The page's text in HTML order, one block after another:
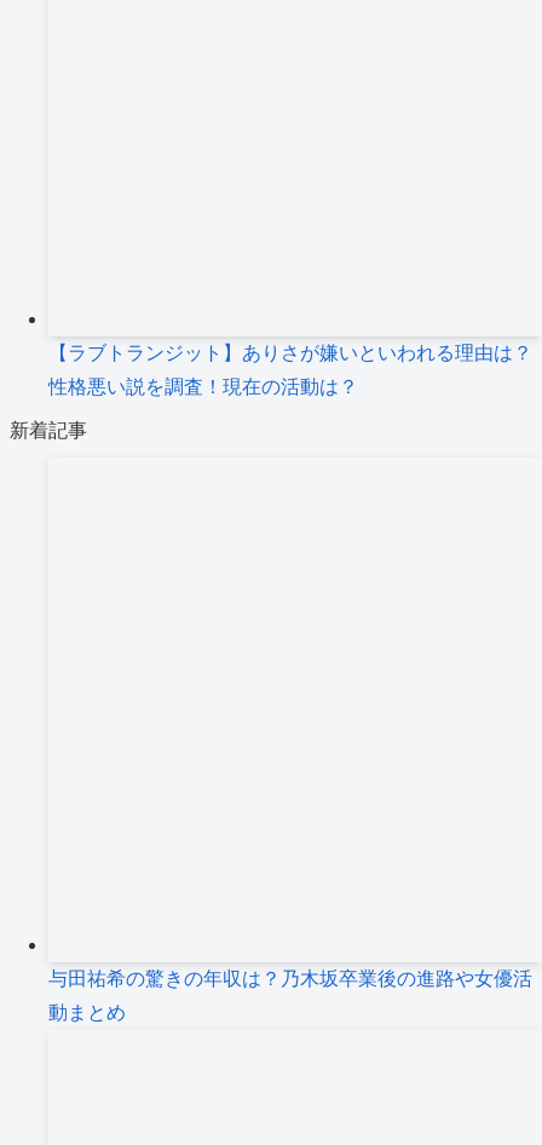
【ラブトランジット】ありさが嫌いといわれる理由は？
性格悪い説を調査！現在の活動は？
新着記事
与田祐希の驚きの年収は？乃木坂卒業後の進路や女優活
動まとめ